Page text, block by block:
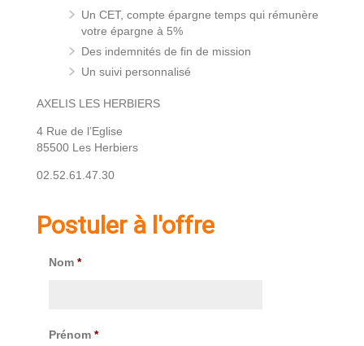
Un CET, compte épargne temps qui rémunère
votre épargne à 5%
Des indemnités de fin de mission
Un suivi personnalisé
AXELIS LES HERBIERS
4 Rue de l’Eglise
85500 Les Herbiers
02.52.61.47.30
Postuler à l'offre
Nom *
Prénom *